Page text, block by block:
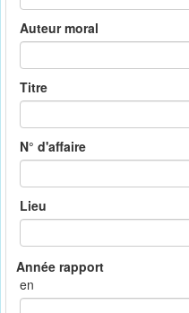
Auteur moral
Titre
N° d'affaire
Lieu
en